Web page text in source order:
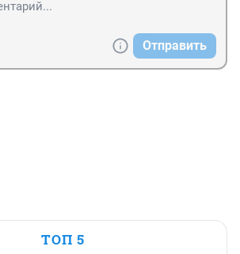
Отправить
ТОП 5